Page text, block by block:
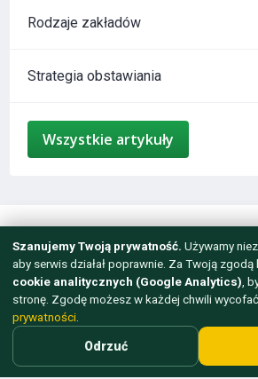
Rodzaje zakładów
Strategia obstawiania
Wszystkie artykuły
Dla osób powyżej 18
© 2012 - 2026 WSZELKIE PRAWA
TWORZENIE STRON
Szanujemy Twoją prywatność. Używamy
aby serwis działał poprawnie. Za Twoją
cookie analitycznych (Google Analytics) ,
stronę. Zgodę możesz w każdej chwili
prywatności
Odrzuć